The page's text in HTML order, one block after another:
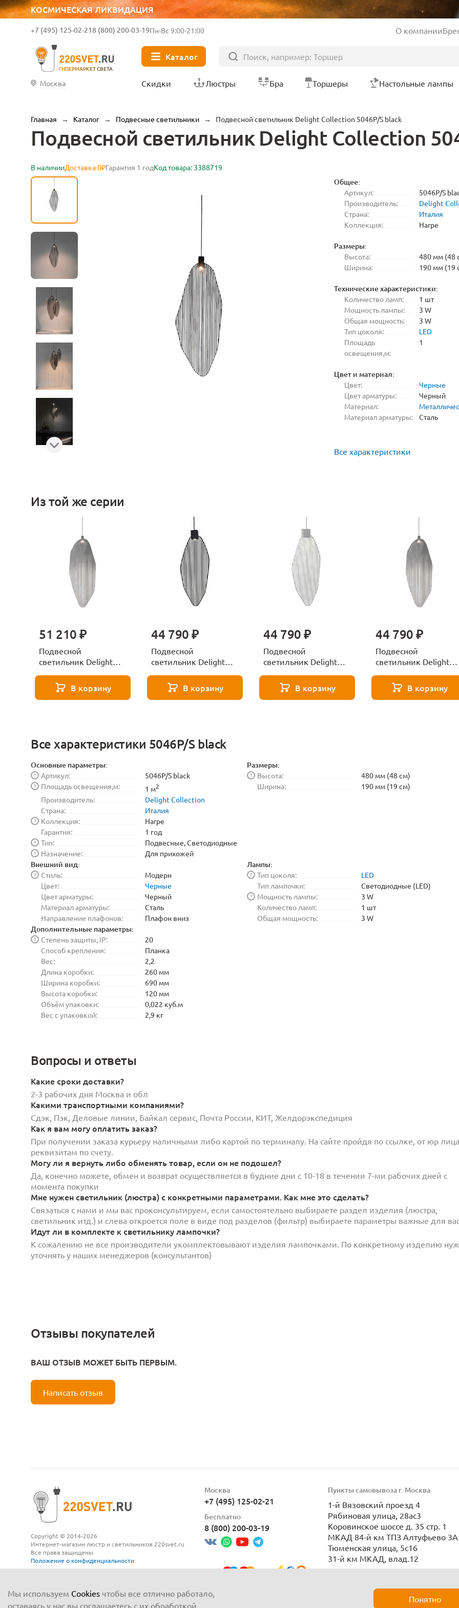
КОСМИЧЕСКАЯ ЛИКВИДАЦИЯ
ГИПЕРМАРКЕТ СВЕТА
+7 (495) 125-02-218 (800) 200-03-19Пн-Вс 9:00-21:00 О компании
Каталог
Москва Скидки Люстры Бра Торшеры Настольные лампы
Главная → Каталог → Подвесные светильники → Подвесной светильник Delight Collection 5046P/S black
Подвесной светильник Delight Collection
В наличииДоставка 0₽Гарантия 1 годКод товара: 3388719
Общее:
Артикул:
5046P/S
Производитель:
Delight
Страна:
Италия
Коллекция:
Harpe
Размеры:
Высота:
480 мм (48
Ширина:
190 мм (19
Технические характеристики:
Количество ламп:
1 шт
Мощность лампы:
3 W
Общая мощность:
3 W
Тип цоколя:
LED
Площадь
освещения,м:
1
Цвет и материал:
Цвет:
Черные
Цвет арматуры:
Черный
Материал:
Материал арматуры:
Сталь
Все характеристики
Из той же серии
51 210 ₽
Подвесной
светильник Delight
satin nickelВ корзину
44 790 ₽
Подвесной
светильник Delight
black
В корзину
44 790 ₽
Подвесной
светильник Delight
white
В корзину
44 790 ₽
Подвесной
светильник Delight
satin nickelВ корзину
Все характеристики 5046P/S black
Основные параметры:
Артикул:
?
5046P/S black
Площадь освещения,м:
? 1 м2
Производитель:
Delight Collection
Страна:
Италия
Коллекция:
?
Harpe
Гарантия:
1 год
Тип:
?
Подвесные, Светодиодные
Назначение:
? Для прихожей
Размеры:
Высота:
?
480 мм (48 см)
Ширина:
190 мм (19 см)
Внешний вид:
Стиль:
?
Модерн
Цвет:
Черные
Цвет арматуры:
Черный
Материал арматуры:
Сталь
Направление плафонов:
Плафон вниз
Лампы:
Тип цоколя:
?
LED
Тип лампочки:
Светодиодные (LED)
Мощность лампы:
?
3 W
Количество ламп:
1 шт
Общая мощность:
3 W
Дополнительные параметры:
Степень защиты, IP:
?
20
Способ крепления:
Планка
Вес:
2,2
Длина коробки:
260 мм
Ширина коробки:
690 мм
Высота коробки:
120 мм
Объём упаковки:
0,022 куб.м
Вес с упаковкой:
2,9 кг
Вопросы и ответы
Какие сроки доставки?
2-3 рабочих дня Москва и обл
Какими транспортными компаниями?
Сдэк, Пэк, Деловые линии, Байкал сервис, Почта России, КИТ, Желдорэкспедиция
Как я вам могу оплатить заказ?
При получении заказа курьеру наличными либо картой по терминалу. На сайте пройдя по ссылке, от юр
реквизитам по счету.
Могу ли я вернуть либо обменять товар, если он не подошел?
Да, конечно можете, обмен и возврат осуществляется в будние дни с 10-18 в течении 7-ми рабочих дней с
момента покупки
Мне нужен светильник (люстра) с конкретными параметрами. Как мне это сделать?
Связаться с нами и мы вас проконсультируем, если самостоятельно выбираете раздел изделия (люстра,
светильник итд.) и слева откроется поле в виде под разделов (фильтр) выбираете параметры важные для
Идут ли в комплекте к светильнику лампочки?
К сожалению не все производители укомплектовывают изделия лампочками. По конкретному изделию
уточнять у наших менеджеров (консультантов)
Отзывы покупателей
ВАШ ОТЗЫВ МОЖЕТ БЫТЬ ПЕРВЫМ.
Написать отзыв
Copyright © 2014-2026
Интернет-магазин люстр и светильников 220svet.ru
Все права защищены
Положение о конфиденциальности
Москва
+7 (495) 125-02-21
Бесплатно
8 (800) 200-03-19
Пункты самовывоза г. Москва
1-й Вязовский проезд 4
Рябиновая улица, 28ас3
Коровинское шоссе д. 35 стр. 1
МКАД 84-й км ТПЗ Алтуфьево 3А
Тюменская улица, 5с16
31-й км МКАД, влад.12
Мы используем Cookies чтобы все отлично работало,
оставаясь у нас вы соглашаетесь с их обработкой.
Понятно